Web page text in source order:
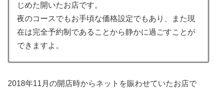
じめた開いたお店です。
夜のコースでもお手頃な価格設定でもあり、また現
在は完全予約制であることから静かに過ごすことが
できますよ。
2018年11月の開店時からネットを賑わせていたお店で